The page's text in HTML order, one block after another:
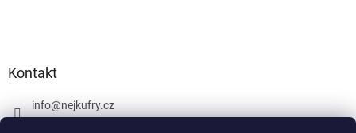
Kontakt
info@nejkufry.cz